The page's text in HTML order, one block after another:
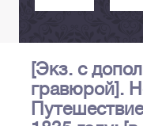
[Экз. с
гравюрой].